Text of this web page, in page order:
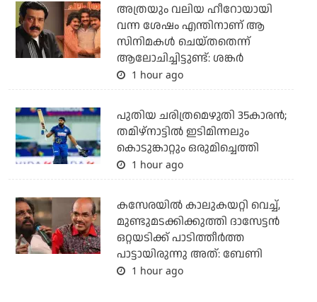
അത്രയും വലിയ ഹീറോയായി
വന്ന ശേഷം എന്തിനാണ് ആ
സിനിമകള്‍ ചെയ്തതെന്ന്
ആലോചിച്ചിട്ടുണ്ട്: ശങ്കര്‍
1 hour ago
പുതിയ ചരിത്രമെഴുതി 35കാരന്‍;
തമിഴ്‌നാട്ടില്‍ ഇടിമിന്നലും
കൊടുങ്കാറ്റും ഒരുമിച്ചെത്തി
1 hour ago
കസേരയിൽ കാലുകയറ്റി വെച്ച്,
മുണ്ടുമടക്കിക്കുത്തി ദാസേട്ടൻ
ഒറ്റയടിക്ക് പാടിത്തീർത്ത
പാട്ടായിരുന്നു അത്: ബേണി
1 hour ago